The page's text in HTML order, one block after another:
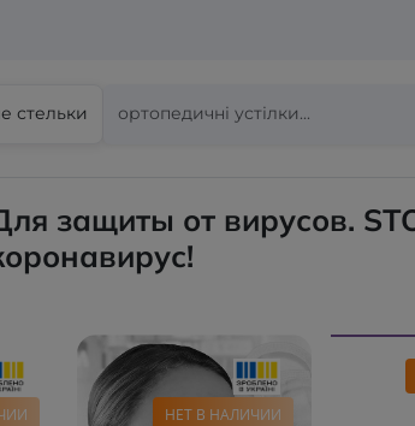
стельки
защиты от вирусов.
НЕТ В НАЛИЧИИ